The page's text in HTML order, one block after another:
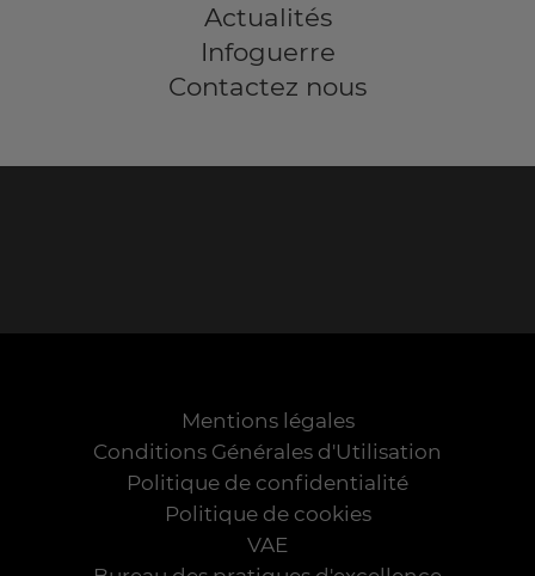
Actualités
Infoguerre
Contactez nous
Mentions légales
Conditions Générales d'Utilisation
Politique de confidentialité
Politique de cookies
VAE